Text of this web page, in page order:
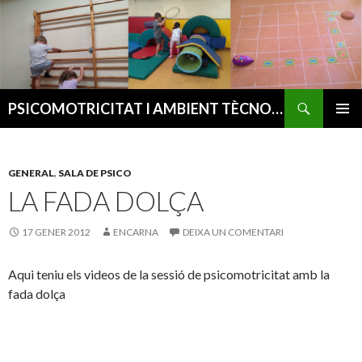
PSICOMOTRICITAT I AMBIENT TÈCNOLÒGIC
GENERAL, SALA DE PSICO
LA FADA DOLÇA
17 GENER 2012 ENCARNA DEIXA UN COMENTARI
Aqui teniu els videos de la sessió de psicomotricitat amb la
fada dolça